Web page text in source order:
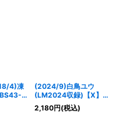
4)凍
(2024/9)白鳥ユウ
(LM2024収録)【X】
{PX22-04}《白》
2,180円(税込)